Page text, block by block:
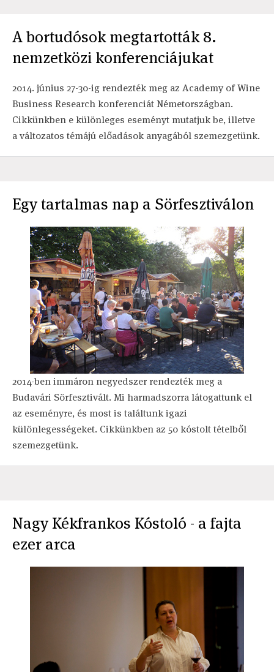
A bortudósok megtartották 8.
nemzetközi konferenciájukat
2014. június 27-30-ig rendezték meg az Academy of Wine
Business Research konferenciát Németországban.
Cikkünkben e különleges eseményt mutatjuk be, illetve
a változatos témájú előadások anyagából szemezgetünk.
Egy tartalmas nap a Sörfesztiválon
2014-ben immáron negyedszer rendezték meg a
Budavári Sörfesztivált. Mi harmadszorra látogattunk el
az eseményre, és most is találtunk igazi
különlegességeket. Cikkünkben az 50 kóstolt tételből
szemezgetünk.
Nagy Kékfrankos Kóstoló - a fajta
ezer arca